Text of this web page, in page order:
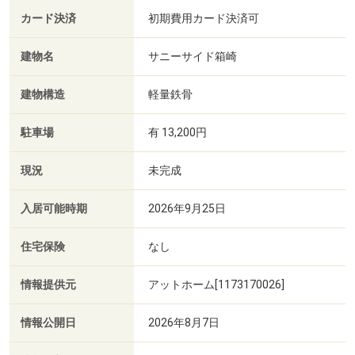
カード決済 初期費用カード決済可
建物名 サニーサイド箱崎
建物構造 軽量鉄骨
駐車場 有 13,200円
現況 未完成
入居可能時期 2026年9月25日
住宅保険 なし
情報提供元 アットホーム[1173170026]
情報公開日 2026年8月7日